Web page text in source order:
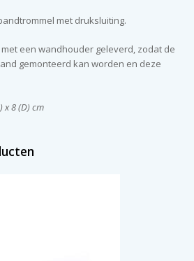
met druksluiting.
een wandhouder geleverd, zodat de
gemonteerd kan worden en deze
x 8 (D) cm